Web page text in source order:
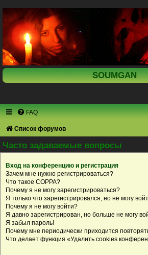
SOUMGAN
FAQ
Список форумов
Часто задаваемые вопросы
Вход на конференцию и регистрация
Зачем мне нужно регистрироваться?
Что такое COPPA?
Почему я не могу зарегистрироваться?
Я только что зарегистрировался, но не могу
Почему я не могу войти?
Я давно зарегистрирован, но больше не могу
Я забыл пароль!
Почему мне периодически приходится
Что делает функция «Удалить cookies